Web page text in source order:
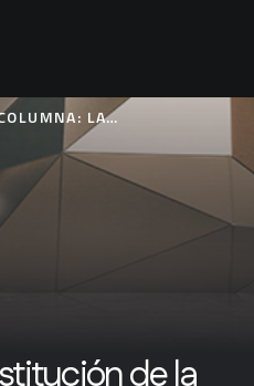
LA
INSTITUCIÓN DE LA
PROTECCIÓN
SUPLEMENTARIA
de la